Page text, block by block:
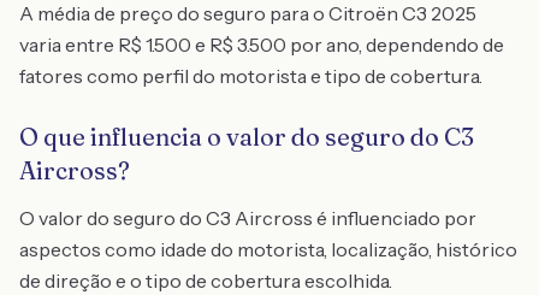
A média de preço do seguro para o Citroën C3 2025
varia entre R$ 1.500 e R$ 3.500 por ano, dependendo de
fatores como perfil do motorista e tipo de cobertura.
O que influencia o valor do seguro do C3
Aircross?
O valor do seguro do C3 Aircross é influenciado por
aspectos como idade do motorista, localização, histórico
de direção e o tipo de cobertura escolhida.